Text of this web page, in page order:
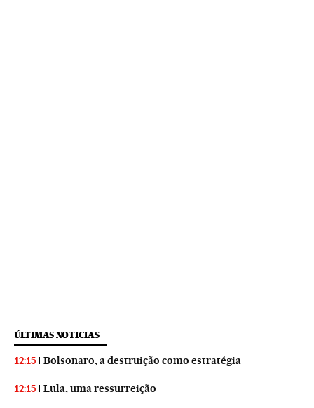
ÚLTIMAS NOTICIAS
12:15 Bolsonaro, a destruição como estratégia
12:15 Lula, uma ressurreição